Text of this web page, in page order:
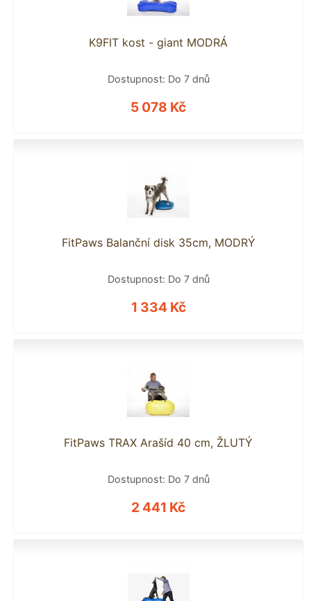
K9FIT kost - giant MODRÁ
Dostupnost: Do 7 dnů
5 078 Kč
FitPaws Balanční disk 35cm, MODRÝ
Dostupnost: Do 7 dnů
1 334 Kč
FitPaws TRAX Arašíd 40 cm, ŽLUTÝ
Dostupnost: Do 7 dnů
2 441 Kč